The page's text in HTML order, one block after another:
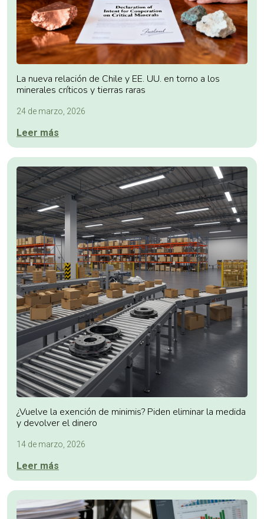
La nueva relación de Chile y EE. UU. en torno a los
minerales críticos y tierras raras
24 de marzo, 2026
Leer más
¿Vuelve la exención de minimis? Piden eliminar la medida
y devolver el dinero
14 de marzo, 2026
Leer más